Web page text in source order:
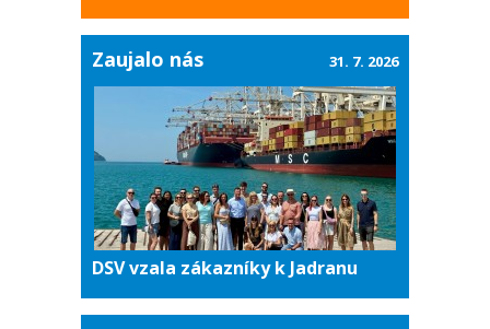
Zaujalo nás
DSV vzala zákazníky k Jadranu
31. 7. 2026